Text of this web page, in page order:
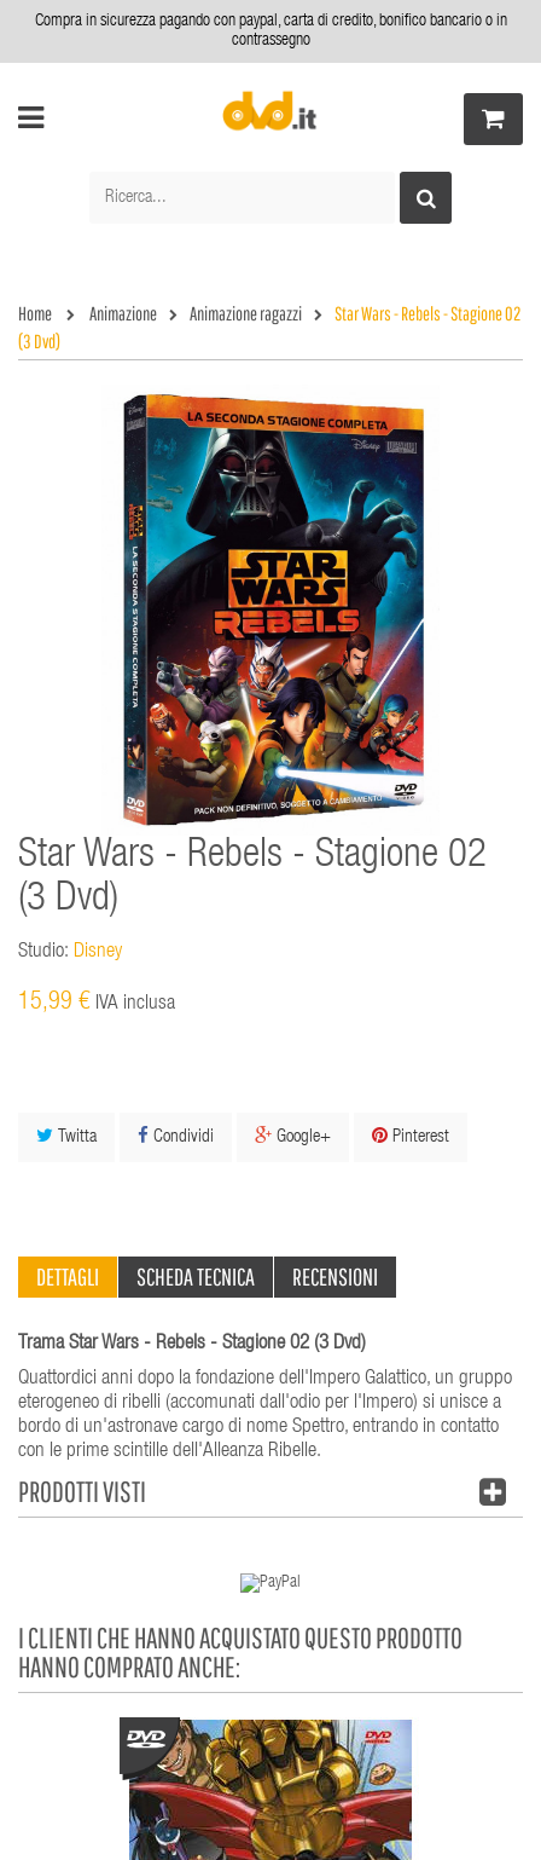
Compra in sicurezza pagando con paypal, carta di credito, bonifico bancario o in
contrassegno
Home Animazione Animazione ragazzi
Star Wars - Rebels - Stagione 02
(3 Dvd)
Star Wars - Rebels - Stagione 02
(3 Dvd)
Studio: Disney
15,99 € IVA inclusa
Twitta Condividi Google+ Pinterest
DETTAGLI SCHEDA TECNICA RECENSIONI
Trama Star Wars - Rebels - Stagione 02 (3 Dvd)
Quattordici anni dopo la fondazione dell'Impero Galattico, un gruppo
eterogeneo di ribelli (accomunati dall'odio per l'Impero) si unisce a
bordo di un'astronave cargo di nome Spettro, entrando in contatto
con le prime scintille dell'Alleanza Ribelle.
PRODOTTI VISTI
I CLIENTI CHE HANNO ACQUISTATO QUESTO PRODOTTO
HANNO COMPRATO ANCHE: